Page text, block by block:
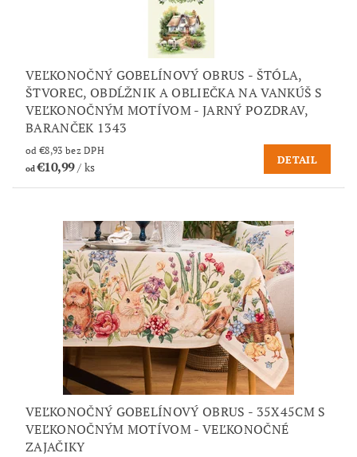
VEĽKONOČNÝ GOBELÍNOVÝ OBRUS - ŠTÓLA,
ŠTVOREC, OBDĹŽNIK A OBLIEČKA NA VANKÚŠ S
VEĽKONOČNÝM MOTÍVOM - JARNÝ POZDRAV,
BARANČEK 1343
od €8,93 bez DPH
od€10,99/ ks
DETAIL
VEĽKONOČNÝ GOBELÍNOVÝ OBRUS - 35X45CM S
VEĽKONOČNÝM MOTÍVOM - VEĽKONOČNÉ
ZAJAČIKY